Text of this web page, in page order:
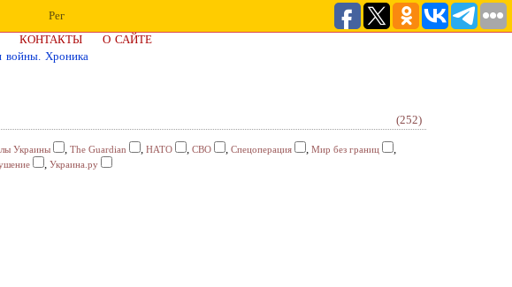
Рег
КОНТАКТЫ
О САЙТЕ
войны. Хроника
(252)
Украины , The Guardian , НАТО , СВО , Спецоперация , Мир без границ ,
, Украина.ру